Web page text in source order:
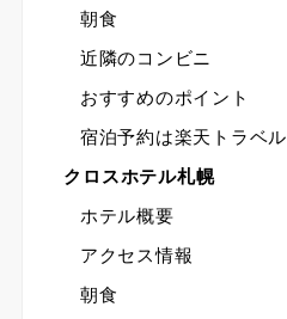
朝食
近隣のコンビニ
おすすめのポイント
宿泊予約は楽天トラベル
クロスホテル札幌
ホテル概要
アクセス情報
朝食